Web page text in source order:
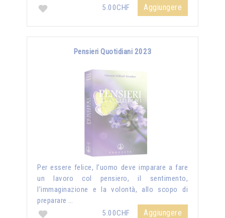
5.00CHF Aggiungere
Pensieri Quotidiani 2023
Per essere felice, l’uomo deve imparare a fare
un lavoro col pensiero, il sentimento,
l’immaginazione e la volontà, allo scopo di
preparare …
5.00CHF
Aggiungere